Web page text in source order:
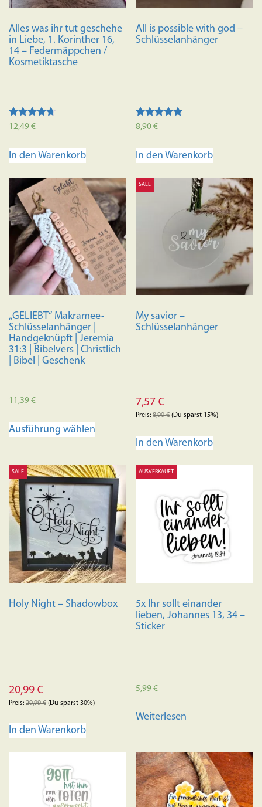
Alles was ihr tut geschehe
in Liebe, 1. Korinther 16,
14 – Federmäppchen /
Kosmetiktasche
Bewertet
von 5
12,49€
In den Warenkorb
All is possible with god –
Schlüsselanhänger
Bewertet mit
8,90€
In den Warenkorb
„GELIEBT“ Makramee-
Schlüsselanhänger |
Handgeknüpft | Jeremia
31:3 | Bibelvers | Christlich
| Bibel | Geschenk
11,39€
Ausführung wählen
mehrere
Varianten
auf.
Die
Optionen
können
auf
der
Produktseite
werden
SALE
My savior –
Schlüsselanhänger
7,57€
Preis:8,90€(Du sparst 15%)
In den Warenkorb
SALE
Holy Night – Shadowbox
20,99 €
Preis: 29,99€ (Du sparst 30%)
In den Warenkorb
AUSVERKAUFT
5x Ihr sollt einander
lieben, Johannes 13, 34 –
Sticker
5,99€
Weiterlesen